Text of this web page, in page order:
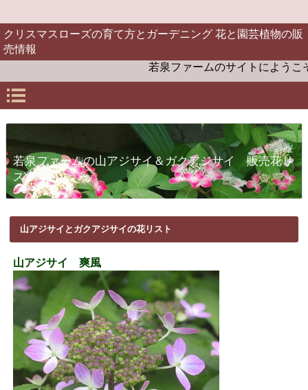
クリスマスローズの育て方とガーデニング 花と園芸植物の販
売情報
若泉ファームのサイトにようこそ
若泉ファームの山アジサイ＆ガクアジサイ 販売花リ
スト
山アジサイとガクアジサイの花リスト
山アジサイ 爽風